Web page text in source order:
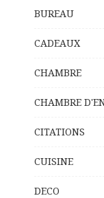
BUREAU
CADEAUX
CHAMBRE
CHAMBRE
CITATIONS
CUISINE
DECO